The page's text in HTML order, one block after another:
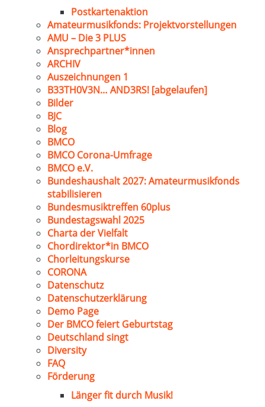
Postkartenaktion
Amateurmusikfonds: Projektvorstellungen
AMU – Die 3 PLUS
Ansprechpartner*innen
ARCHIV
Auszeichnungen 1
B33TH0V3N… AND3RS! [abgelaufen]
Bilder
BJC
Blog
BMCO
BMCO Corona-Umfrage
BMCO e.V.
Bundeshaushalt 2027: Amateurmusikfonds
stabilisieren
Bundesmusiktreffen 60plus
Bundestagswahl 2025
Charta der Vielfalt
Chordirektor*in BMCO
Chorleitungskurse
CORONA
Datenschutz
Datenschutzerklärung
Demo Page
Der BMCO feiert Geburtstag
Deutschland singt
Diversity
FAQ
Förderung
Länger fit durch Musik!